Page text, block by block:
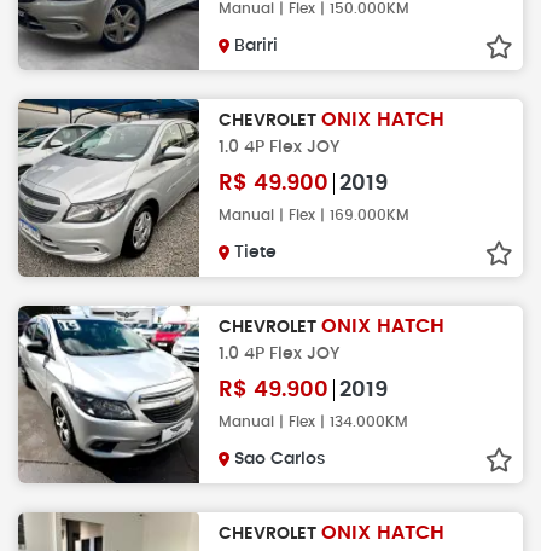
Manual | Flex | 150.000KM
Bariri
CHEVROLET ONIX HATCH
1.0 4P Flex JOY
R$ 49.900 2019
Manual | Flex | 169.000KM
Tiete
CHEVROLET ONIX HATCH
1.0 4P Flex JOY
R$ 49.900 2019
Manual | Flex | 134.000KM
Sao Carlos
CHEVROLET ONIX HATCH